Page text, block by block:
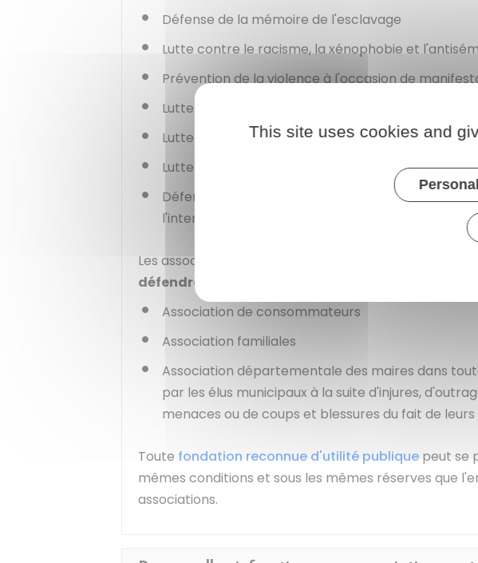
Défense de la mémoire de l'esclavage
Lutte contre le racisme, la xénophobie et
Prévention de la violence à l'occasion de
Lutte contre l'alcoolisme
Lutte contre le tabagisme
Lutte contre les addictions aux jeux d'argent et de
Défense des droits des femmes à accéder à la
l'interruption de grossesse.
Les associations suivantes peuvent également se
défendre un intérêt collectif
Association de consommateurs
Association familiales
Association départementale des maires dans
par les élus municipaux à la suite d'injures,
menaces ou de coups et blessures du fait de
Toute fondation reconnue d'utilité publique peut se
mêmes conditions et sous les mêmes réserves que
associations.
This site uses cookies and